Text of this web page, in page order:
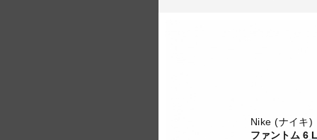
Nike (ナイキ)
ファントム 6